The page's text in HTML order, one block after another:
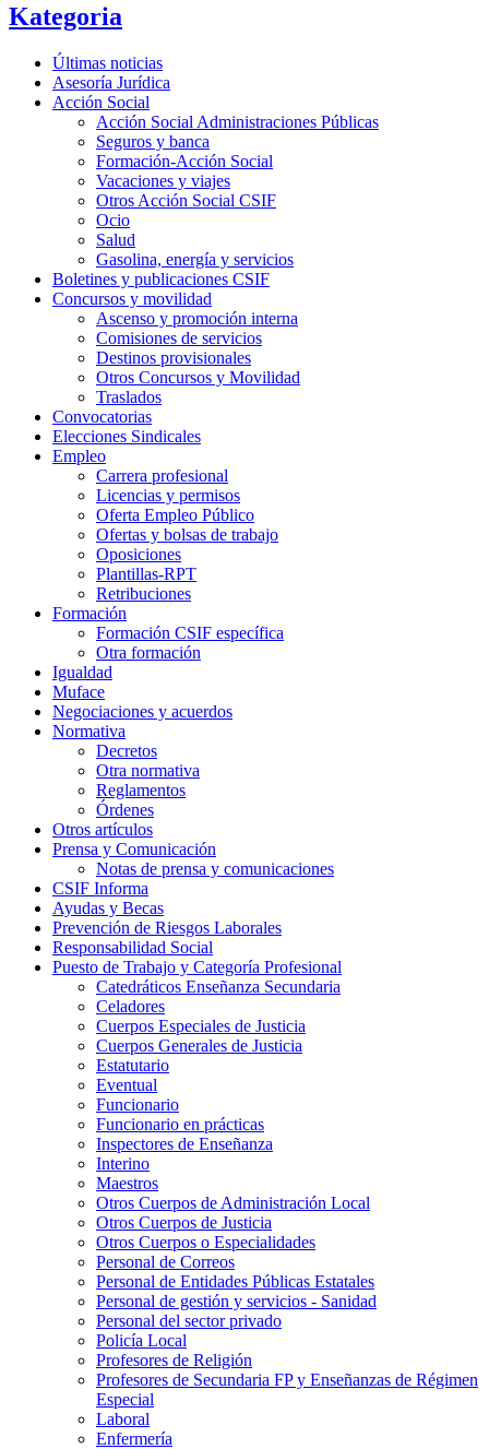
Kategoria
Últimas noticias
Asesoría Jurídica
Acción Social
Acción Social Administraciones Públicas
Seguros y banca
Formación-Acción Social
Vacaciones y viajes
Otros Acción Social CSIF
Ocio
Salud
Gasolina, energía y servicios
Boletines y publicaciones CSIF
Concursos y movilidad
Ascenso y promoción interna
Comisiones de servicios
Destinos provisionales
Otros Concursos y Movilidad
Traslados
Convocatorias
Elecciones Sindicales
Empleo
Carrera profesional
Licencias y permisos
Oferta Empleo Público
Ofertas y bolsas de trabajo
Oposiciones
Plantillas-RPT
Retribuciones
Formación
Formación CSIF específica
Otra formación
Igualdad
Muface
Negociaciones y acuerdos
Normativa
Decretos
Otra normativa
Reglamentos
Órdenes
Otros artículos
Prensa y Comunicación
Notas de prensa y comunicaciones
CSIF Informa
Ayudas y Becas
Prevención de Riesgos Laborales
Responsabilidad Social
Puesto de Trabajo y Categoría Profesional
Catedráticos Enseñanza Secundaria
Celadores
Cuerpos Especiales de Justicia
Cuerpos Generales de Justicia
Estatutario
Eventual
Funcionario
Funcionario en prácticas
Inspectores de Enseñanza
Interino
Maestros
Otros Cuerpos de Administración Local
Otros Cuerpos de Justicia
Otros Cuerpos o Especialidades
Personal de Correos
Personal de Entidades Públicas Estatales
Personal de gestión y servicios - Sanidad
Personal del sector privado
Policía Local
Profesores de Religión
Profesores de Secundaria FP y Enseñanzas de Régimen
Especial
Laboral
Enfermería